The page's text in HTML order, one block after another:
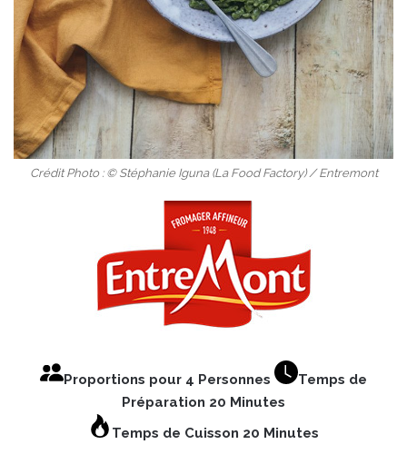
Crédit Photo : © Stéphanie Iguna (La Food Factory) / Entremont
Proportions pour 4 Personnes
Temps de
Préparation 20 Minutes
Temps de Cuisson 20 Minutes